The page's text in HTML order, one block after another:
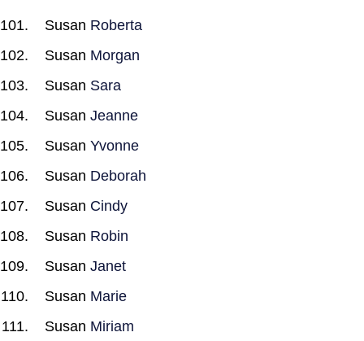
Susan Roberta
Susan Morgan
Susan Sara
Susan Jeanne
Susan Yvonne
Susan Deborah
Susan Cindy
Susan Robin
Susan Janet
Susan Marie
Susan Miriam